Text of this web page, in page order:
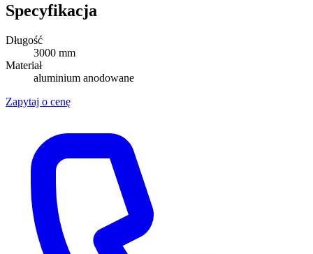
Specyfikacja
Długość
3000 mm
Materiał
aluminium anodowane
Zapytaj o cenę